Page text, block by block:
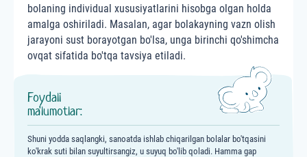
bolaning individual xususiyatlarini hisobga olgan holda
amalga oshiriladi. Masalan, agar bolakayning vazn olish
jarayoni sust borayotgan bo'lsa, unga birinchi qo'shimcha
ovqat sifatida bo'tqa tavsiya etiladi.
Foydali
ma'lumotlar:
Shuni yodda saqlangki, sanoatda ishlab chiqarilgan bolalar bo'tqasini
ko'krak suti bilan suyultirsangiz, u suyuq bo'lib qoladi. Hamma gap